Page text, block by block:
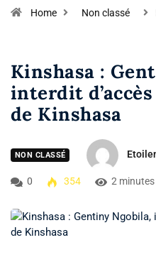
Home Non classé
Kinshasa :
interdit
de Kinshasa
NON CLASSÉ
0 354 2 minutes